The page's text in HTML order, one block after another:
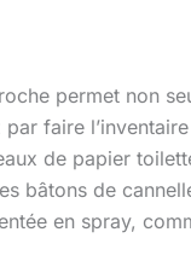
permet non
faire
de papier
bâtons de
en spray,